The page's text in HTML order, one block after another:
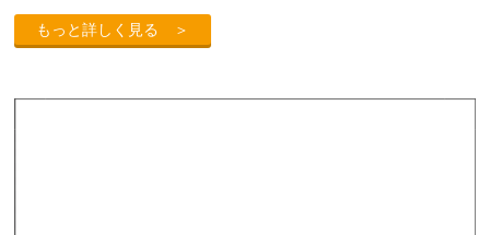
もっと詳しく見る ＞